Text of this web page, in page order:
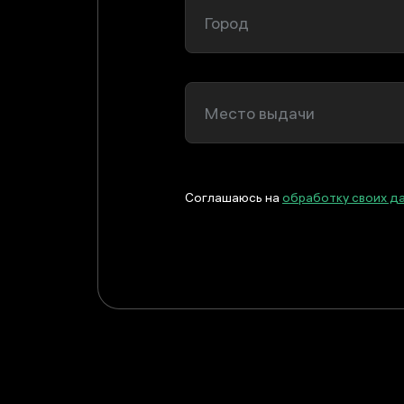
Город
Место выдачи
Соглашаюсь на обработку своих